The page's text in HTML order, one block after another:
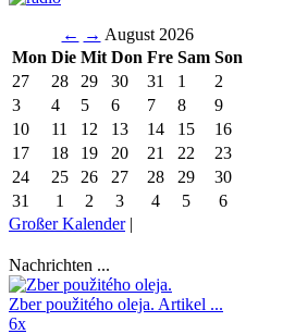
← → August 2026
Mon Die Mit Don Fre Sam Son
27
28 29 30 31 1
2
3
4 5 6 7 8
9
10
11 12 13 14 15
16
17
18 19 20 21 22
23
24
25 26 27 28 29
30
31
1 2 3 4 5
6
Großer Kalender|
Nachrichten ...
Zber použitého oleja. Artikel ...
6x